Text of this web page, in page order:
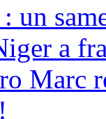
un
a
Marc